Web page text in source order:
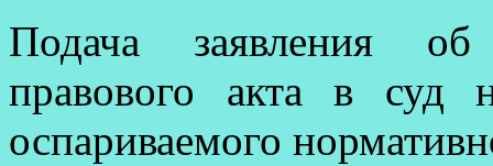
Подача заявления об
правового акта в суд
оспариваемого